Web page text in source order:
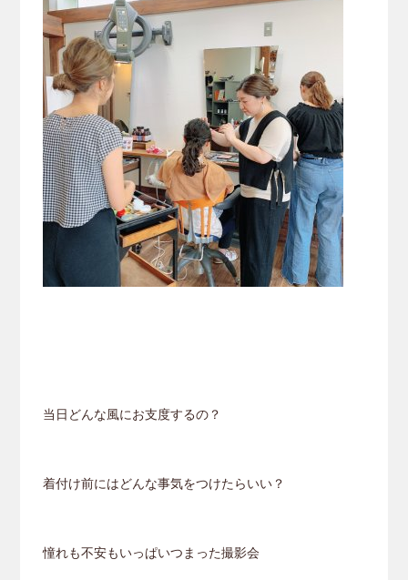
当日どんな風にお支度するの？
着付け前にはどんな事気をつけたらいい？
憧れも不安もいっぱいつまった撮影会